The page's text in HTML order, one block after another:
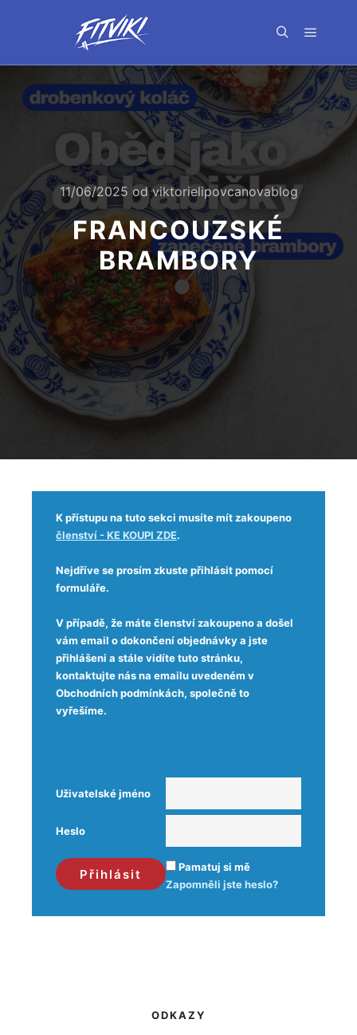
11/06/2025 odviktorielipovcanovablog
FRANCOUZSKÉ
BRAMBORY
K přístupu na tuto sekci musíte mít zakoupeno
členství - KE KOUPI ZDE.
Nejdříve se prosím zkuste přihlásit pomocí
formuláře.
V případě, že máte členství zakoupeno a došel
vám email o dokončení objednávky a jste
přihlášeni a stále vidíte tuto stránku,
kontaktujte nás na emailu uvedeném v
Obchodních podmínkách, společně to
vyřešíme.
Uživatelské jméno
Heslo
Pamatuj si mě
Zapomněli jste heslo?
ODKAZY